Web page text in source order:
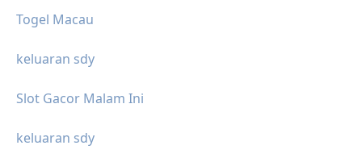
Togel Macau
keluaran sdy
Slot Gacor Malam Ini
keluaran sdy